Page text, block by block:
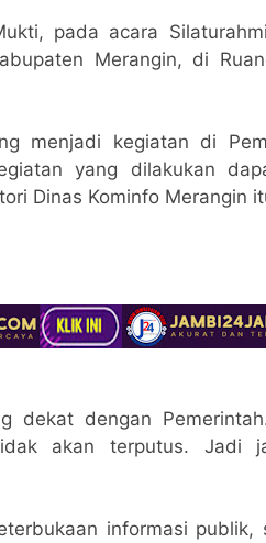
pada acara
Merangin, di
menjadi kegiatan di
yang dilakukan
Dinas Kominfo Merangin
dekat dengan
akan terputus. Jadi
informasi publik,